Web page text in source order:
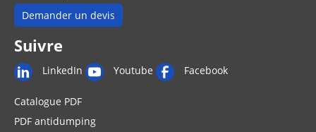
Demander un devis
Suivre
LinkedIn Youtube Facebook
Catalogue PDF
PDF antidumping